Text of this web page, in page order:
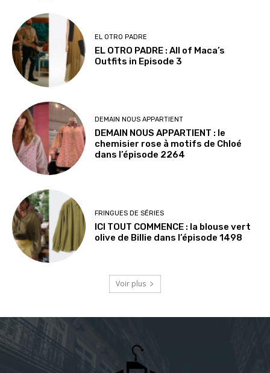
EL OTRO PADRE
EL OTRO PADRE : All of Maca’s
Outfits in Episode 3
DEMAIN NOUS APPARTIENT
DEMAIN NOUS APPARTIENT : le
chemisier rose à motifs de Chloé
dans l’épisode 2264
FRINGUES DE SÉRIES
ICI TOUT COMMENCE : la blouse vert
olive de Billie dans l’épisode 1498
Voir plus